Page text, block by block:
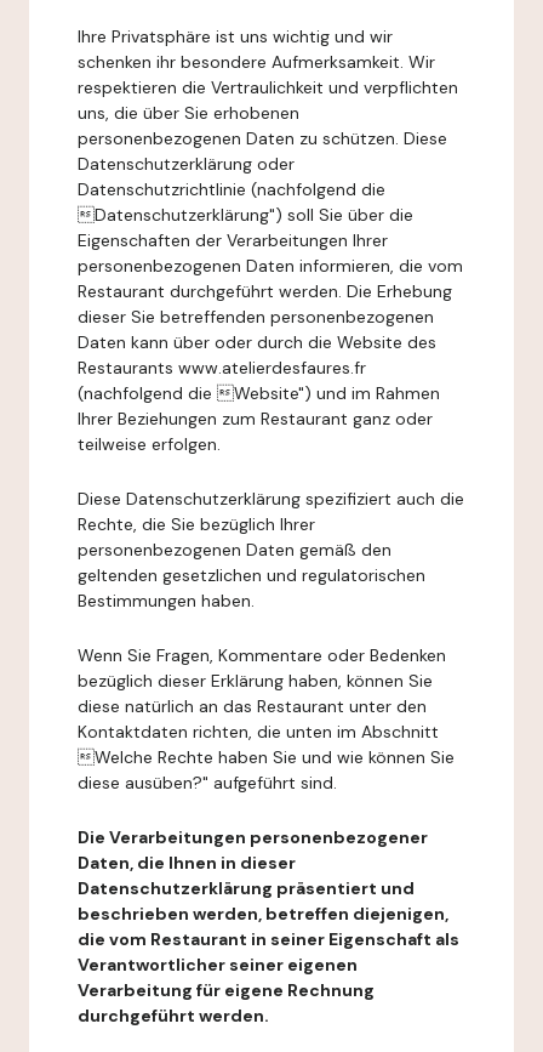
Ihre Privatsphäre ist uns wichtig und wir
schenken ihr besondere Aufmerksamkeit. Wir
respektieren die Vertraulichkeit und verpflichten
uns, die über Sie erhobenen
personenbezogenen Daten zu schützen. Diese
Datenschutzerklärung oder
Datenschutzrichtlinie (nachfolgend die
Datenschutzerklärung") soll Sie über die
Eigenschaften der Verarbeitungen Ihrer
personenbezogenen Daten informieren, die vom
Restaurant durchgeführt werden. Die Erhebung
dieser Sie betreffenden personenbezogenen
Daten kann über oder durch die Website des
Restaurants www.atelierdesfaures.fr
(nachfolgend die Website") und im Rahmen
Ihrer Beziehungen zum Restaurant ganz oder
teilweise erfolgen.
Diese Datenschutzerklärung spezifiziert auch die
Rechte, die Sie bezüglich Ihrer
personenbezogenen Daten gemäß den
geltenden gesetzlichen und regulatorischen
Bestimmungen haben.
Wenn Sie Fragen, Kommentare oder Bedenken
bezüglich dieser Erklärung haben, können Sie
diese natürlich an das Restaurant unter den
Kontaktdaten richten, die unten im Abschnitt
Welche Rechte haben Sie und wie können Sie
diese ausüben?" aufgeführt sind.
Die Verarbeitungen personenbezogener
Daten, die Ihnen in dieser
Datenschutzerklärung präsentiert und
beschrieben werden, betreffen diejenigen,
die vom Restaurant in seiner Eigenschaft als
Verantwortlicher seiner eigenen
Verarbeitung für eigene Rechnung
durchgeführt werden.